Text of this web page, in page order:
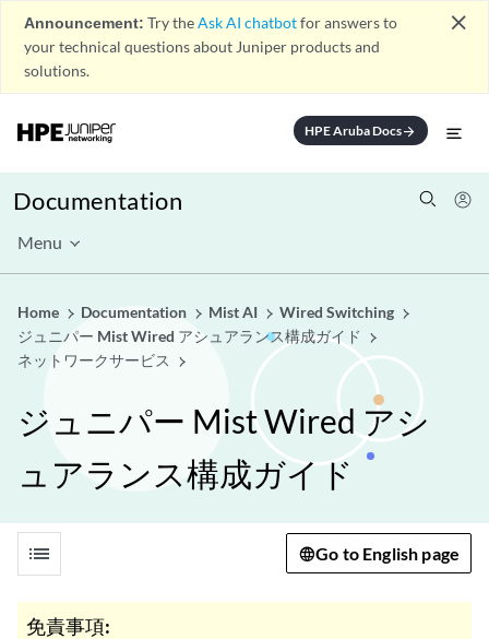
Announcement: Try theAsk AI chatbotfor answers to
your technical questions about Juniper products and
solutions.
close
HPE Aruba Docsarrow_forward
Documentation
Menu
Home Documentation Mist AI
Wired Switching
ジュニパー Mist Wired アシュアランス構成ガイド
ネットワークサービス
ジュニパー Mist Wired アシ
ュアランス構成ガイド
list Go to English page
免責事項: